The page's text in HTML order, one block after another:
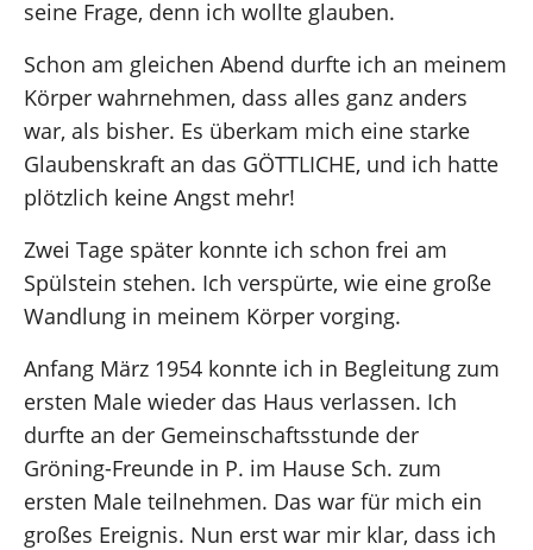
seine Frage, denn ich wollte glauben.
Schon am gleichen Abend durfte ich an meinem
Körper wahrnehmen, dass alles ganz anders
war, als bisher. Es überkam mich eine starke
Glaubenskraft an das GÖTTLICHE, und ich hatte
plötzlich keine Angst mehr!
Zwei Tage später konnte ich schon frei am
Spülstein stehen. Ich verspürte, wie eine große
Wandlung in meinem Körper vorging.
Anfang März 1954 konnte ich in Begleitung zum
ersten Male wieder das Haus verlassen. Ich
durfte an der Gemeinschaftsstunde der
Gröning-Freunde in P. im Hause Sch. zum
ersten Male teilnehmen. Das war für mich ein
großes Ereignis. Nun erst war mir klar, dass ich